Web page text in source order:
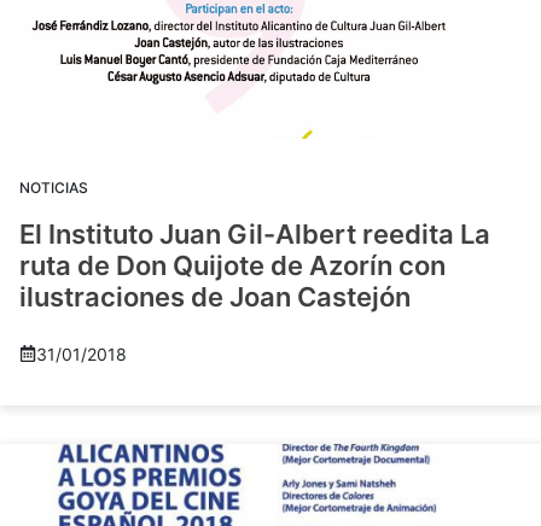
NOTICIAS
El Instituto Juan Gil-Albert reedita La
ruta de Don Quijote de Azorín con
ilustraciones de Joan Castejón
31/01/2018